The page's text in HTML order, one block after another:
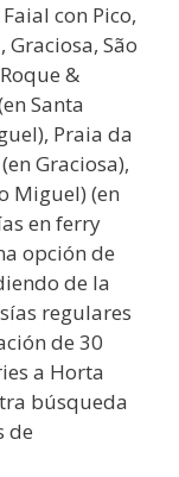
con Pico,
São
&
Santa
Praia da
Graciosa),
Miguel) (en
en ferry
opción de
de la
regulares
de 30
a Horta
búsqueda
de